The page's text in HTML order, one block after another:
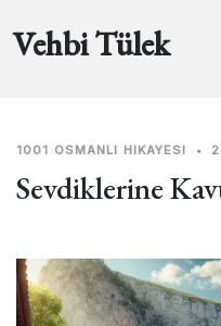
Vehbi Tülek
1001 OSMANLI HIKAYESI •
Sevdiklerine